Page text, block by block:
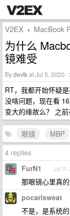
V2EX › MacBook
为什么
镜难受
Bydevtkat Jul 5, 2020
RT，我都开始怀疑
没啥问题，现在看
变大的缘故么？ 之
眼镜 MBP
4 replies
FurN1 Jul 5,
那眼镜心里真
pocarisweat
不是，是系统